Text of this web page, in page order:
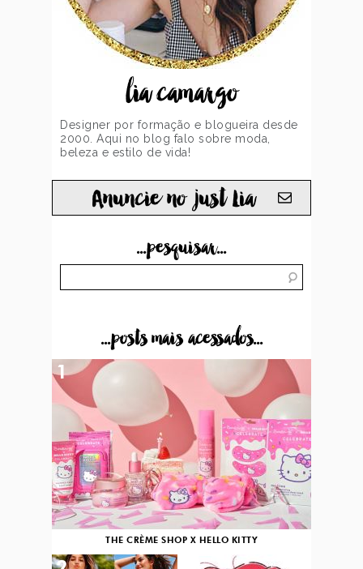
lia camargo
Designer por formação e blogueira desde
2000. Aqui no blog falo sobre moda,
beleza e estilo de vida!
Anuncie no just Lia
...pesquisar...
...posts mais acessados...
THE CRÈME SHOP X HELLO KITTY
1